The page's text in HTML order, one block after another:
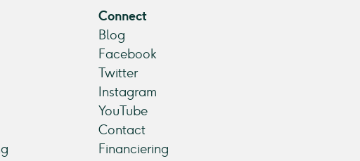
Connect
Blog
Facebook
Twitter
Instagram
YouTube
Contact
Financiering